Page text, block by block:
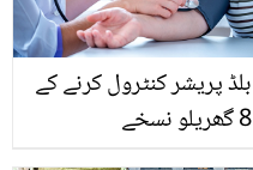
بلڈ پریشر کنٹرول کرنے کے
8 گھریلو نسخے